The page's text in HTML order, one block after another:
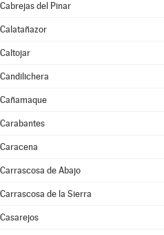
Cabrejas del Pinar
Calatañazor
Caltojar
Candilichera
Cañamaque
Carabantes
Caracena
Carrascosa de Abajo
Carrascosa de la Sierra
Casarejos